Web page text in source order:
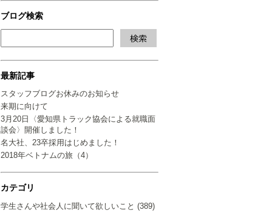
ブログ検索
最新記事
スタッフブログお休みのお知らせ
来期に向けて
3月20日〈愛知県トラック協会による就職面
談会〉開催しました！
名大社、23卒採用はじめました！
2018年ベトナムの旅（4）
カテゴリ
学生さんや社会人に聞いて欲しいこと (389)